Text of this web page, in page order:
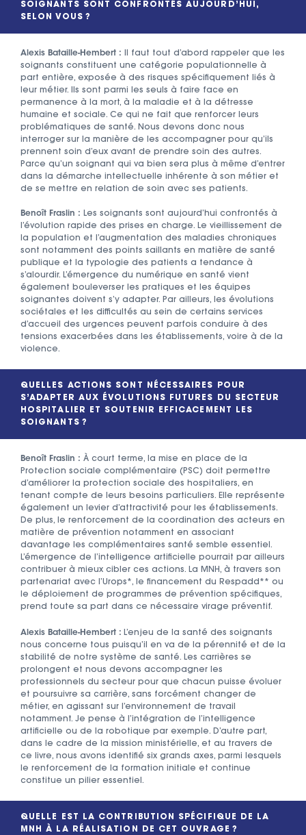
SOIGNANTS SONT CONFRONTÉS AUJOURD’HUI,
SELON VOUS ?
Alexis Bataille-Hembert : Il faut tout d’abord rappeler que les
soignants constituent une catégorie populationnelle à
part entière, exposée à des risques spécifiquement liés à
leur métier. Ils sont parmi les seuls à faire face en
permanence à la mort, à la maladie et à la détresse
humaine et sociale. Ce qui ne fait que renforcer leurs
problématiques de santé. Nous devons donc nous
interroger sur la manière de les accompagner pour qu’ils
prennent soin d’eux avant de prendre soin des autres.
Parce qu’un soignant qui va bien sera plus à même d’entrer
dans la démarche intellectuelle inhérente à son métier et
de se mettre en relation de soin avec ses patients.
Benoît Fraslin : Les soignants sont aujourd’hui confrontés à
l’évolution rapide des prises en charge. Le vieillissement de
la population et l’augmentation des maladies chroniques
sont notamment des points saillants en matière de santé
publique et la typologie des patients a tendance à
s’alourdir. L’émergence du numérique en santé vient
également bouleverser les pratiques et les équipes
soignantes doivent s’y adapter. Par ailleurs, les évolutions
sociétales et les difficultés au sein de certains services
d’accueil des urgences peuvent parfois conduire à des
tensions exacerbées dans les établissements, voire à de la
violence.
QUELLES ACTIONS SONT NÉCESSAIRES POUR
S’ADAPTER AUX ÉVOLUTIONS FUTURES DU SECTEUR
HOSPITALIER ET SOUTENIR EFFICACEMENT LES
SOIGNANTS ?
Benoît Fraslin : À court terme, la mise en place de la
Protection sociale complémentaire (PSC) doit permettre
d’améliorer la protection sociale des hospitaliers, en
tenant compte de leurs besoins particuliers. Elle représente
également un levier d’attractivité pour les établissements.
De plus, le renforcement de la coordination des acteurs en
matière de prévention notamment en associant
davantage les complémentaires santé semble essentiel.
L’émergence de l’intelligence artificielle pourrait par ailleurs
contribuer à mieux cibler ces actions. La MNH, à travers son
partenariat avec l’Urops*, le financement du Respadd** ou
le déploiement de programmes de prévention spécifiques,
prend toute sa part dans ce nécessaire virage préventif.
Alexis Bataille-Hembert : L’enjeu de la santé des soignants
nous concerne tous puisqu’il en va de la pérennité et de la
stabilité de notre système de santé. Les carrières se
prolongent et nous devons accompagner les
professionnels du secteur pour que chacun puisse évoluer
et poursuivre sa carrière, sans forcément changer de
métier, en agissant sur l’environnement de travail
notamment. Je pense à l’intégration de l’intelligence
artificielle ou de la robotique par exemple. D’autre part,
dans le cadre de la mission ministérielle, et au travers de
ce livre, nous avons identifié six grands axes, parmi lesquels
le renforcement de la formation initiale et continue
constitue un pilier essentiel.
QUELLE EST LA CONTRIBUTION SPÉCIFIQUE DE LA
MNH À LA RÉALISATION DE CET OUVRAGE ?